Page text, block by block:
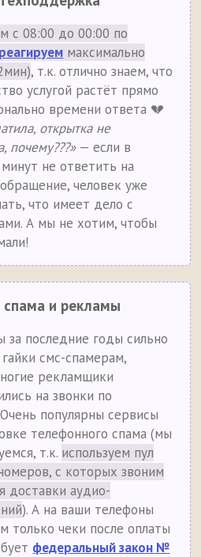
с 08:00 до 00:00 по
реагируем максимально
, т.к. отлично знаем, что
услугой растёт прямо
времени ответа 💔
открытка не
почему???»— если в
не ответить на
человек уже
что имеет дело с
А мы не хотим, чтобы
спама и рекламы
за последние годы сильно
смс-спамерам,
рекламщики
на звонки по
популярны сервисы
телефонного спама (мы
т.к. используем пул
с которых звоним
доставки аудио-
). А на ваши телефоны
только чеки после оплаты
федеральный закон №